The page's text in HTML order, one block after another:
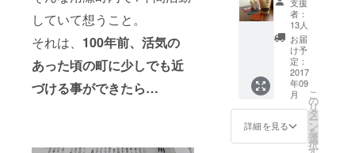
していて想うこと。
それは、 100年前、活気の
あった頃の町に少しでも近
づける事ができたら…
す。 ※
アンコ
ロマン
ジュウ
は９月
下旬頃
より店
頭販売
になり
ます。
まき鳥
靴工房×
川の
hotori用
瀬 革
のコー
スター
』をペ
アで 、
用瀬町
き)』、
『もち
がせ週
末住
人 お
礼の絵
はが
き』×２
枚も送
コロマ
ンジュ
ウ』
を、ぜ
ひ最初
にお召
し上が
り頂き
たく引
換券を
お送り
させて
者：
13人
お届
け予
定：
2017
年09
月
詳細を見る
こ
の
リ
タ
ー
ン
を
選
択